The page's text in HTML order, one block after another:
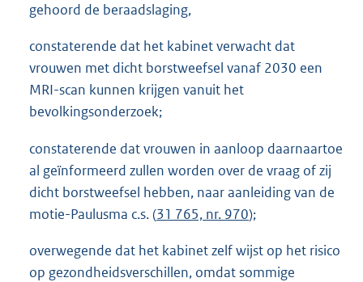
gehoord de beraadslaging,
constaterende dat het kabinet verwacht dat
vrouwen met dicht borstweefsel vanaf 2030 een
MRI-scan kunnen krijgen vanuit het
bevolkingsonderzoek;
constaterende dat vrouwen in aanloop daarnaartoe
al geïnformeerd zullen worden over de vraag of zij
dicht borstweefsel hebben, naar aanleiding van de
motie-Paulusma c.s. (31 765, nr. 970);
overwegende dat het kabinet zelf wijst op het risico
op gezondheidsverschillen, omdat sommige